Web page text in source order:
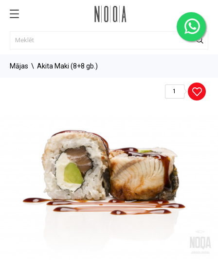
Mājas Akita Maki (8+8 gb.)
1